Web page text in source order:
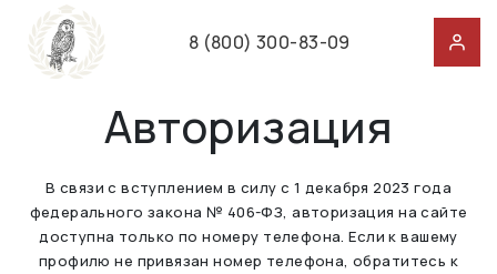
8 (800) 300-83-09
Авторизация
В связи с вступлением в силу с 1 декабря 2023 года
федерального закона № 406-ФЗ, авторизация на сайте
доступна только по номеру телефона. Если к вашему
профилю не привязан номер телефона, обратитесь к